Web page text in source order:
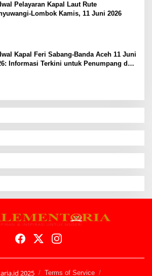
Pelayaran Kapal Laut Rute
Lombok Kamis, 11 Juni 2026
Kapal Feri Sabang-Banda Aceh 11 Juni
Informasi Terkini untuk Penumpang dan
2025 Terms of Service